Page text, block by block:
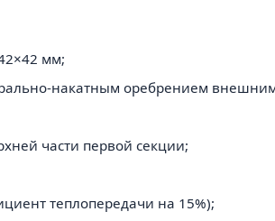
мм;
накатным оребрением
части первой секции;
теплопередачи на 15%);